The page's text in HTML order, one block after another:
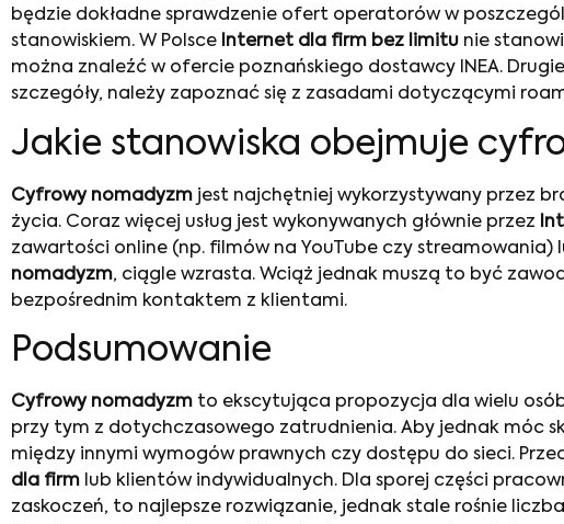
będzie dokładne sprawdzenie ofert operatorów w
stanowiskiem. W Polsce Internet dla firm bez limitu nie
można znaleźć w ofercie poznańskiego dostawcy INEA.
szczegóły, należy zapoznać się z zasadami dotyczącymi
Jakie stanowiska obejmuje
Cyfrowy nomadyzm jest najchętniej wykorzystywany przez
życia. Coraz więcej usług jest wykonywanych głównie przez
zawartości online (np. filmów na YouTube czy
nomadyzm, ciągle wzrasta. Wciąż jednak muszą to być
bezpośrednim kontaktem z klientami.
Podsumowanie
Cyfrowy nomadyzm to ekscytująca propozycja dla wielu
przy tym z dotychczasowego zatrudnienia. Aby jednak móc
między innymi wymogów prawnych czy dostępu do sieci.
dla firm lub klientów indywidualnych. Dla sporej części
zaskoczeń, to najlepsze rozwiązanie, jednak stale rośnie